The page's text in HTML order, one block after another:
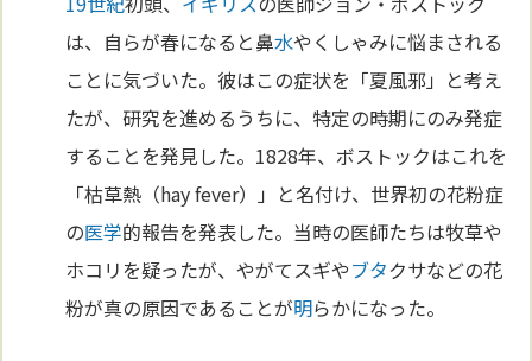
は、自らが春になると鼻水やくしゃみに悩まされる
ことに気づいた。彼はこの症状を「夏風邪」と考え
たが、研究を進めるうちに、特定の時期にのみ発症
することを発見した。1828年、ボストックはこれを
「枯草熱（hay fever）」と名付け、世界初の花粉症
の医学的報告を発表した。当時の医師たちは牧草や
ホコリを疑ったが、やがてスギやブタクサなどの花
粉が真の原因であることが明らかになった。